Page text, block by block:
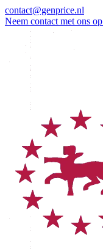
contact@genprice.nl
Neem contact met ons op